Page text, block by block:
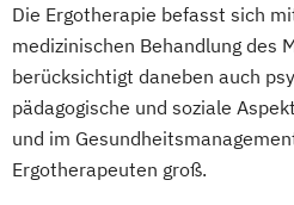
Heilpädagogik und
Heilpädagogik/
Hotelmanagement (DE/
IT-Management
Immobilienkaufleute
Psychologie und
Empowerment
Psychosoziale Beratung
Sicherheitsmanagement
Sozialmanagement
Tourismusmanagement
Die Ergotherapie befasst sich
medizinischen Behandlung des
berücksichtigt daneben auch
pädagogische und soziale
und im
Ergotherapeuten groß.